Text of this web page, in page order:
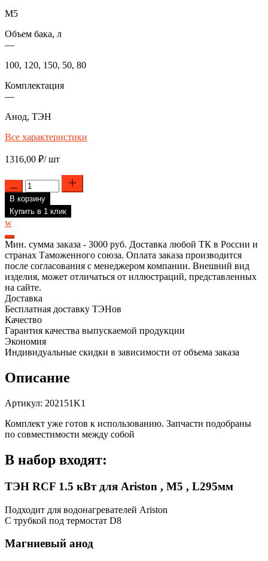
М5
Объем бака, л
—
100, 120, 150, 50, 80
Комплектация
—
Анод, ТЭН
Все характеристики
1316,00 ₽/ шт
Количество
товара
Комплект
ТЭН
RCF
1500W,
D48мм,
М5,
клеммы
под
разъем,
трубка
под
термостат
D8,
BLUE,
L295мм,
+
анод
202151K1
В корзину
Купить в 1 клик
w
Мин. сумма заказа - 3000 руб. Доставка любой ТК в России и
странах Таможенного союза. Оплата заказа производится
после согласования с менеджером компании. Внешний вид
изделия, может отличаться от иллюстраций, представленных
на сайте.
Доставка
Бесплатная доставку ТЭНов
Качество
Гарантия качества выпускаемой продукции
Экономия
Индивидуальные скидки в зависимости от объема заказа
Описание
Артикул: 202151K1
Комплект уже готов к использованию. Запчасти подобраны
по совместимости между собой
В набор входят:
ТЭН RCF 1.5 кВт для Ariston , М5 , L295мм
Подходит для водонагревателей Ariston
С трубкой под термостат D8
Магниевый анод